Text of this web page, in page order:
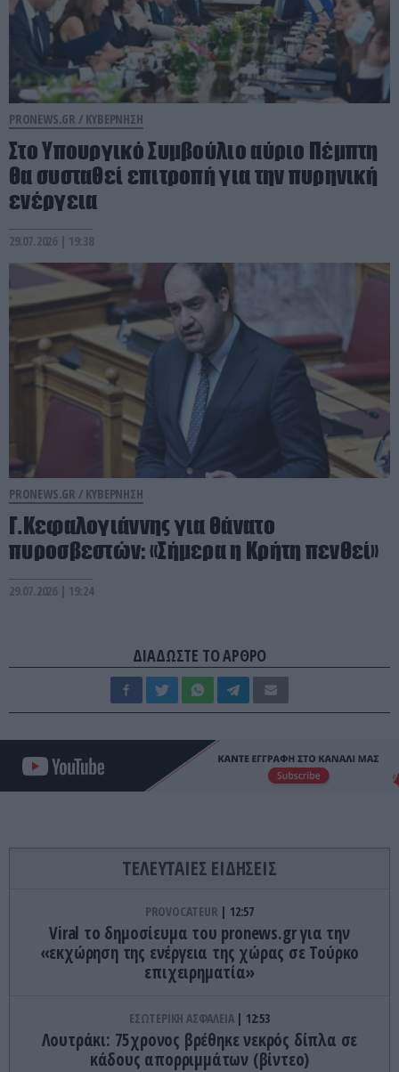
PRONEWS.GR / ΚΥΒΕΡΝΗΣΗ
Στο Υπουργικό Συμβούλιο αύριο Πέμπτη
θα συσταθεί επιτροπή για την πυρηνική
ενέργεια
29.07.2026 | 19:38
PRONEWS.GR / ΚΥΒΕΡΝΗΣΗ
Γ.Κεφαλογιάννης για θάνατο
πυροσβεστών: «Σήμερα η Κρήτη πενθεί»
29.07.2026 | 19:24
ΔΙΑΔΩΣΤΕ ΤΟ ΑΡΘΡΟ
ΤΕΛΕΥΤΑΙΕΣ ΕΙΔΗΣΕΙΣ
PROVOCATEUR 12:57
Viral το δημοσίευμα του pronews.gr για την
«εκχώρηση της ενέργεια της χώρας σε Τούρκο
επιχειρηματία»
ΕΣΩΤΕΡΙΚΗ ΑΣΦΑΛΕΙΑ 12:53
Λουτράκι: 75χρονος βρέθηκε νεκρός δίπλα σε
κάδους απορριμμάτων (βίντεο)